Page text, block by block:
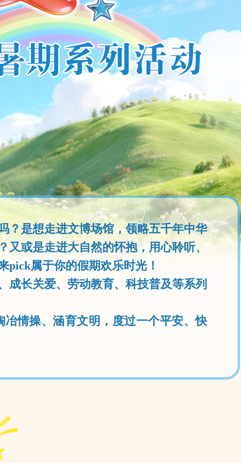
是想走进文博场馆，领略五千年中华
或是走进大自然的怀抱，用心聆听、
pick属于你的假期欢乐时光！
长关爱、劳动教育、科技普及等系列
情操、涵育文明，度过一个平安、快